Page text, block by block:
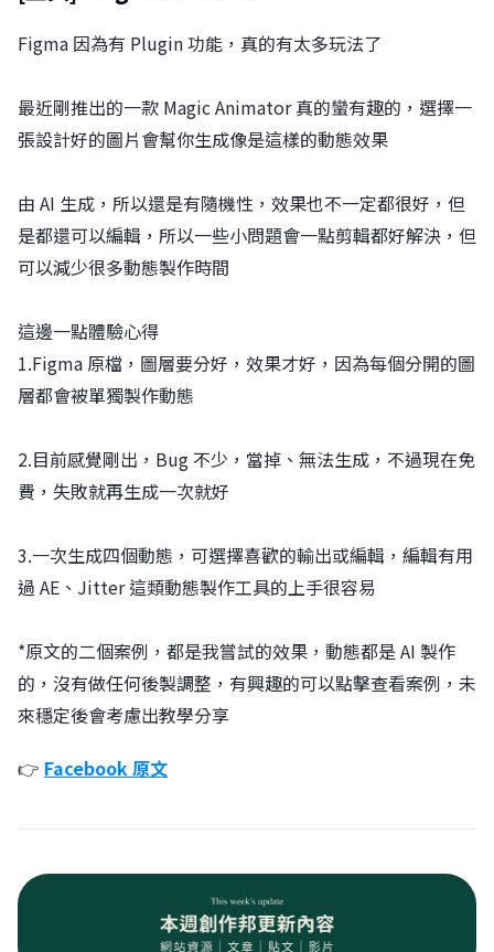
Figma 因為有 Plugin 功能，真的有太多玩法了
最近剛推出的一款 Magic Animator 真的蠻有趣的，選擇一
張設計好的圖片會幫你生成像是這樣的動態效果
由 AI 生成，所以還是有隨機性，效果也不一定都很好，但
是都還可以編輯，所以一些小問題會一點剪輯都好解決，但
可以減少很多動態製作時間
這邊一點體驗心得
1.Figma 原檔，圖層要分好，效果才好，因為每個分開的圖
層都會被單獨製作動態
2.目前感覺剛出，Bug 不少，當掉、無法生成，不過現在免
費，失敗就再生成一次就好
3.一次生成四個動態，可選擇喜歡的輸出或編輯，編輯有用
過 AE、Jitter 這類動態製作工具的上手很容易
*原文的二個案例，都是我嘗試的效果，動態都是 AI 製作
的，沒有做任何後製調整，有興趣的可以點擊查看案例，未
來穩定後會考慮出教學分享
👉 Facebook 原文